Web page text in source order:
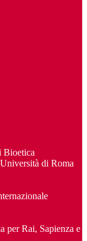
Bioetica
di Roma
per Rai, Sapienza e